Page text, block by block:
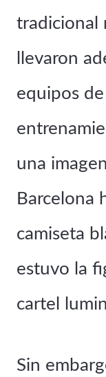
tradicional
llevaron
equipos de
una
Barcelona
camiseta
estuvo la
cartel
Sin